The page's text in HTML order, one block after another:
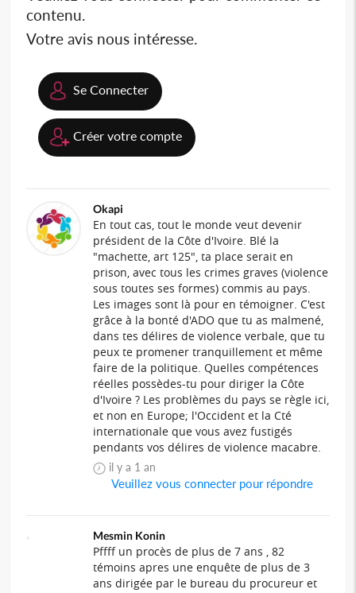
contenu.
Votre avis nous intéresse.
Se Connecter
Créer votre compte
Okapi
En tout cas, tout le monde veut devenir
président de la Côte d'Ivoire. Blé la
"machette, art 125", ta place serait en
prison, avec tous les crimes graves (violence
sous toutes ses formes) commis au pays.
Les images sont là pour en témoigner. C'est
grâce à la bonté d'ADO que tu as malmené,
dans tes délires de violence verbale, que tu
peux te promener tranquillement et même
faire de la politique. Quelles compétences
réelles possèdes-tu pour diriger la Côte
d'Ivoire ? Les problèmes du pays se règle ici,
et non en Europe; l'Occident et la Cté
internationale que vous avez fustigés
pendants vos délires de violence macabre.
il y a 1 an
Veuillez vous connecter pour répondre
Mesmin Konin
Pffff un procès de plus de 7 ans , 82
témoins apres une enquête de plus de 3
ans dirigée par le bureau du procureur et